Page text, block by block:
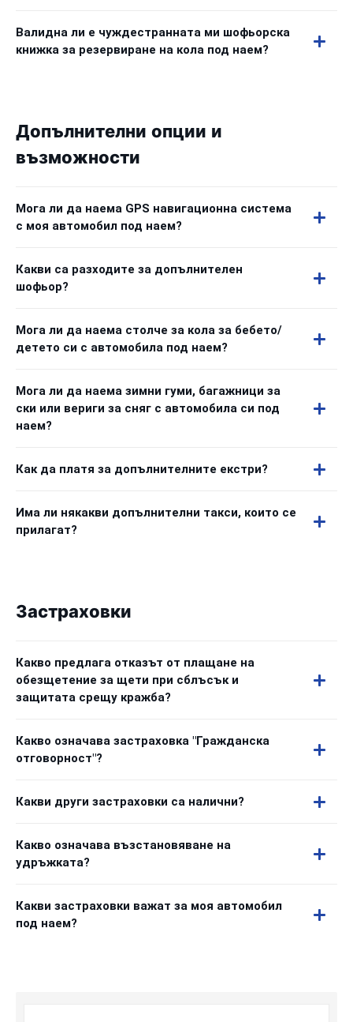
Валидна ли е чуждестранната ми шофьорска
книжка за резервиране на кола под наем?
Допълнителни опции и
възможности
Мога ли да наема GPS навигационна система
с моя автомобил под наем?
Какви са разходите за допълнителен
шофьор?
Мога ли да наема столче за кола за бебето/
детето си с автомобила под наем?
Мога ли да наема зимни гуми, багажници за
ски или вериги за сняг с автомобила си под
наем?
Как да платя за допълнителните екстри?
Има ли някакви допълнителни такси, които се
прилагат?
Застраховки
Какво предлага отказът от плащане на
обезщетение за щети при сблъсък и
защитата срещу кражба?
Какво означава застраховка "Гражданска
отговорност"?
Какви други застраховки са налични?
Какво означава възстановяване на
удръжката?
Какви застраховки важат за моя автомобил
под наем?